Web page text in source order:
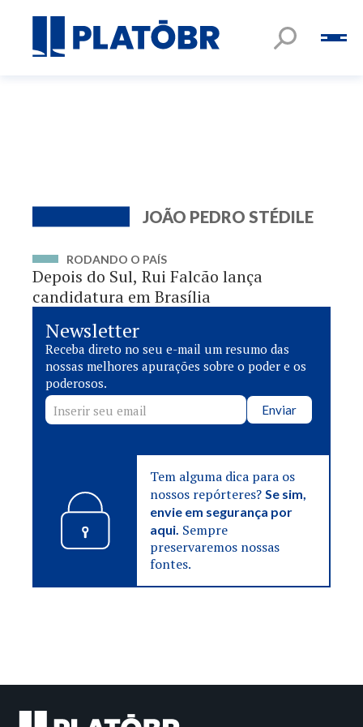
JOÃO PEDRO STÉDILE
RODANDO O PAÍS
Depois do Sul, Rui Falcão lança
candidatura em Brasília
Newsletter
Receba direto no seu e-mail um resumo das
nossas melhores apurações sobre o poder e os
poderosos.
Enviar
Tem alguma dica para os
nossos repórteres?Se sim,
envie em segurança por
aqui. Sempre
preservaremos nossas
fontes.